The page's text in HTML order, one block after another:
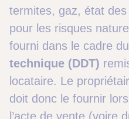
termites, gaz, état
pour les risques
fourni dans le cadre du
technique (DDT)
locataire. Le
doit donc le fournir
l’acte de vente (voire